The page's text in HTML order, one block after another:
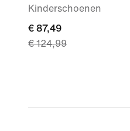
Kinderschoenen
current
price
€ 124,99
€ 87,49
€ 124,99